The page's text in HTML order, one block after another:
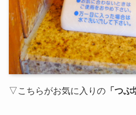
▽こちらがお気に入りの「つぶ